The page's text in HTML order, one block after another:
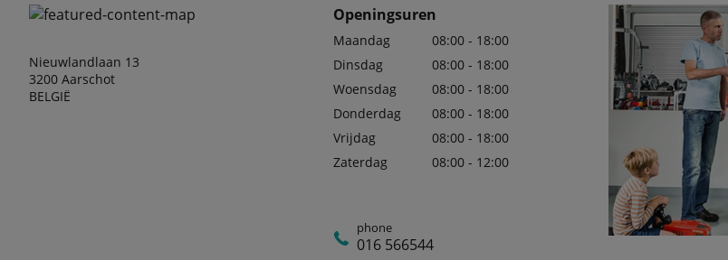
Nieuwlandlaan 13
3200 Aarschot
BELGIË
Openingsuren
Maandag
08:00 - 18:00
Dinsdag
08:00 - 18:00
Woensdag
08:00 - 18:00
Donderdag
08:00 - 18:00
Vrijdag
08:00 - 18:00
Zaterdag
08:00 - 12:00
phone
016 566544